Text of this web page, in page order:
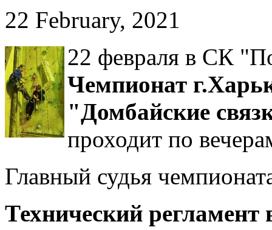
22 February, 2021
22 февраля в СК
Чемпионат
"Домбайские
проходит по
Главный судья
Технический